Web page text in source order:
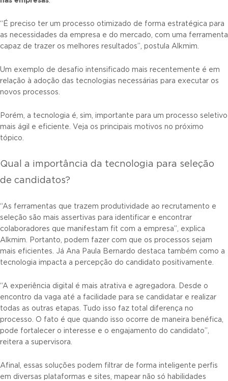
“É preciso ter um processo otimizado de forma estratégica para
as necessidades da empresa e do mercado, com uma ferramenta
capaz de trazer os melhores resultados”, postula Alkmim.
Um exemplo de desafio intensificado mais recentemente é em
relação à adoção das tecnologias necessárias para executar os
novos processos.
Porém, a tecnologia é, sim, importante para um processo seletivo
mais ágil e eficiente. Veja os principais motivos no próximo
tópico.
Qual a importância da tecnologia para seleção
de candidatos?
“As ferramentas que trazem produtividade ao recrutamento e
seleção são mais assertivas para identificar e encontrar
colaboradores que manifestam fit com a empresa”, explica
Alkmim. Portanto, podem fazer com que os processos sejam
mais eficientes. Já Ana Paula Bernardo destaca também como a
tecnologia impacta a percepção do candidato positivamente.
“A experiência digital é mais atrativa e agregadora. Desde o
encontro da vaga até a facilidade para se candidatar e realizar
todas as outras etapas. Tudo isso faz total diferença no
processo. O fato é que quando isso ocorre de maneira benéfica,
pode fortalecer o interesse e o engajamento do candidato”,
reitera a supervisora.
Afinal, essas soluções podem filtrar de forma inteligente perfis
em diversas plataformas e sites, mapear não só habilidades